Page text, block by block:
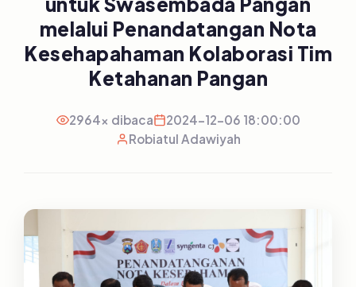
melalui Penandatangan Nota
Kesehapahaman Kolaborasi Tim
Ketahanan Pangan
2964x dibaca
2024-12-06 18:00:00
Robiatul Adawiyah